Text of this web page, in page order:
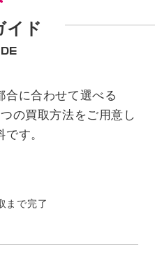
イド
合に合わせて選べる
の買取方法をご用意し
す。
まで完了